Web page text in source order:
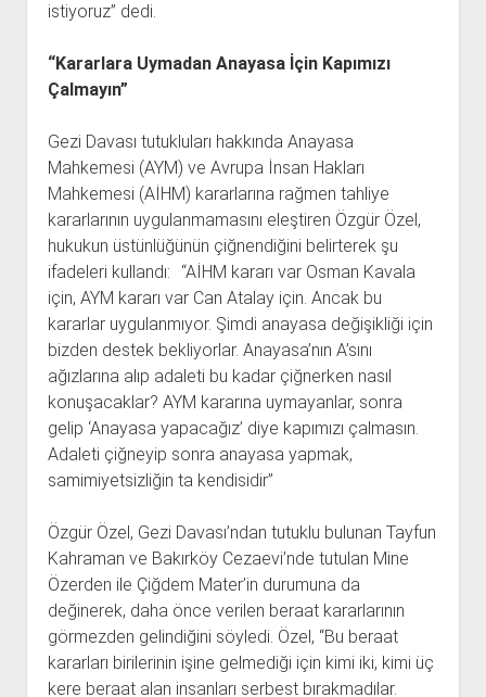
istiyoruz” dedi.
“Kararlara Uymadan Anayasa İçin Kapımızı
Çalmayın”
Gezi Davası tutukluları hakkında Anayasa
Mahkemesi (AYM) ve Avrupa İnsan Hakları
Mahkemesi (AİHM) kararlarına rağmen tahliye
kararlarının uygulanmamasını eleştiren Özgür Özel,
hukukun üstünlüğünün çiğnendiğini belirterek şu
ifadeleri kullandı: “AİHM kararı var Osman Kavala
için, AYM kararı var Can Atalay için. Ancak bu
kararlar uygulanmıyor. Şimdi anayasa değişikliği için
bizden destek bekliyorlar. Anayasa’nın A’sını
ağızlarına alıp adaleti bu kadar çiğnerken nasıl
konuşacaklar? AYM kararına uymayanlar, sonra
gelip ‘Anayasa yapacağız’ diye kapımızı çalmasın.
Adaleti çiğneyip sonra anayasa yapmak,
samimiyetsizliğin ta kendisidir”
Özgür Özel, Gezi Davası’ndan tutuklu bulunan Tayfun
Kahraman ve Bakırköy Cezaevi’nde tutulan Mine
Özerden ile Çiğdem Mater’in durumuna da
değinerek, daha önce verilen beraat kararlarının
görmezden gelindiğini söyledi. Özel, “Bu beraat
kararları birilerinin işine gelmediği için kimi iki, kimi üç
kere beraat alan insanları serbest bırakmadılar.